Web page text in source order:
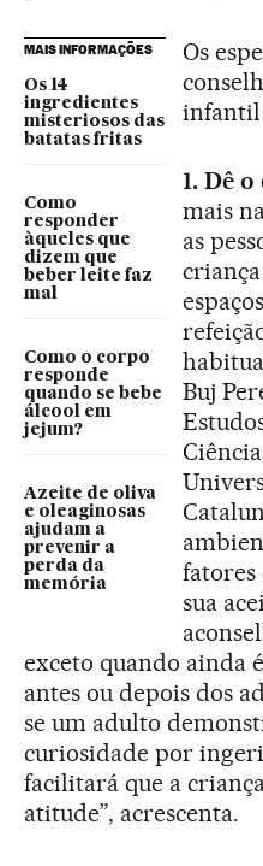
MAIS INFORMAÇÕES
Os 14
ingredientes
misteriosos das
batatas fritas
Como
responder
àqueles que
dizem que
beber leite faz
mal
Como o corpo
responde
quando se bebe
álcool em
jejum?
Azeite de oliva
e oleaginosas
ajudam a
prevenir a
perda da
memória
Os
infantil
1. Dê
mais
as
Buj
fatores
sua
exceto quando ainda
antes ou depois dos
se um adulto
curiosidade por
facilitará que a
atitude”, acrescenta.